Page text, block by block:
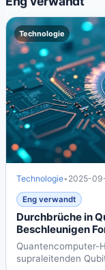
Technologie
Technologie• 2025-
Eng verwandt
Durchbrüche in
Beschleunigen
Quantencomputer-
supraleitenden